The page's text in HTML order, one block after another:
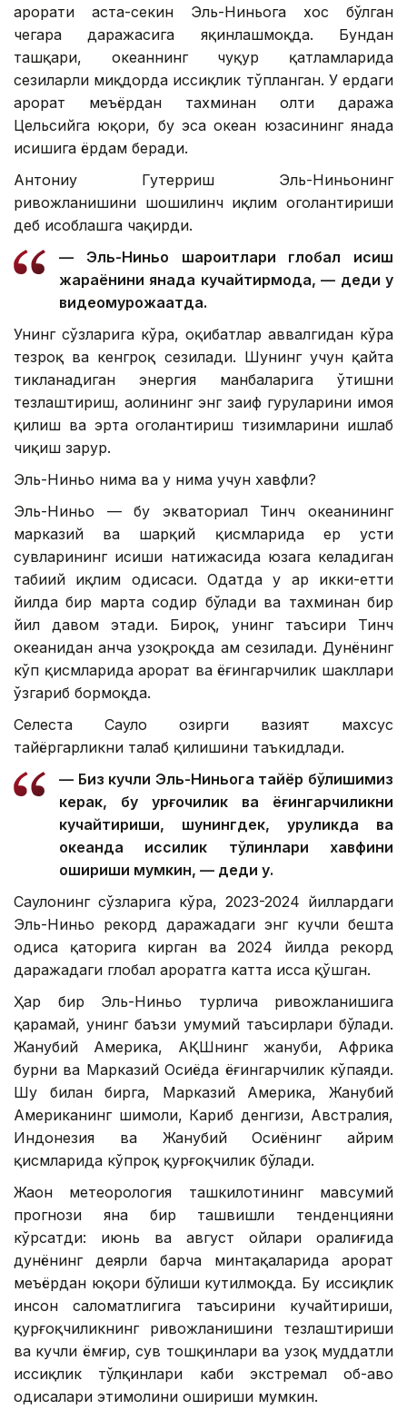
ҳарорати аста-секин Эль-Ниньога хос бўлган
чегара даражасига яқинлашмоқда. Бундан
ташқари, океаннинг чуқур қатламларида
сезиларли миқдорда иссиқлик тўпланган. У ердаги
ҳарорат меъёрдан тахминан олти даража
Цельсийга юқори, бу эса океан юзасининг янада
исишига ёрдам беради.
Антониу Гутерриш Эль-Ниньонинг
ривожланишини шошилинч иқлим огоҳлантириши
деб ҳисоблашга чақирди.
— Эль-Ниньо шароитлари глобал исиш
жараёнини янада кучайтирмоқда, — деди у
видеомурожаатда.
Унинг сўзларига кўра, оқибатлар аввалгидан кўра
тезроқ ва кенгроқ сезилади. Шунинг учун қайта
тикланадиган энергия манбаларига ўтишни
тезлаштириш, аҳолининг энг заиф гуруҳларини ҳимоя
қилиш ва эрта огоҳлантириш тизимларини ишлаб
чиқиш зарур.
Эль-Ниньо нима ва у нима учун хавфли?
Эль-Ниньо — бу экваториал Тинч океанининг
марказий ва шарқий қисмларида ер усти
сувларининг исиши натижасида юзага келадиган
табиий иқлим ҳодисаси. Одатда у ҳар икки-етти
йилда бир марта содир бўлади ва тахминан бир
йил давом этади. Бироқ, унинг таъсири Тинч
океанидан анча узоқроқда ҳам сезилади. Дунёнинг
кўп қисмларида ҳарорат ва ёғингарчилик шакллари
ўзгариб бормоқда.
Селеста Сауло ҳозирги вазият махсус
тайёргарликни талаб қилишини таъкидлади.
— Биз кучли Эль-Ниньога тайёр бўлишимиз
керак, бу қурғоқчилик ва ёғингарчиликни
кучайтириши, шунингдек, қуруқликда ва
океанда иссиқлик тўлқинлари хавфини
ошириши мумкин, — деди у.
Саулонинг сўзларига кўра, 2023-2024 йиллардаги
Эль-Ниньо рекорд даражадаги энг кучли бешта
ҳодиса қаторига кирган ва 2024 йилда рекорд
даражадаги глобал ҳароратга катта ҳисса қўшган.
Ҳар бир Эль-Ниньо турлича ривожланишига
қарамай, унинг баъзи умумий таъсирлари бўлади.
Жанубий Америка, АҚШнинг жануби, Африка
бурни ва Марказий Осиёда ёғингарчилик кўпаяди.
Шу билан бирга, Марказий Америка, Жанубий
Американинг шимоли, Кариб денгизи, Австралия,
Индонезия ва Жанубий Осиёнинг айрим
қисмларида кўпроқ қурғоқчилик бўлади.
Жаҳон метеорология ташкилотининг мавсумий
прогнози яна бир ташвишли тенденцияни
кўрсатди: июнь ва август ойлари оралиғида
дунёнинг деярли барча минтақаларида ҳарорат
меъёрдан юқори бўлиши кутилмоқда. Бу иссиқлик
инсон саломатлигига таъсирини кучайтириши,
қурғоқчиликнинг ривожланишини тезлаштириши
ва кучли ёмғир, сув тошқинлари ва узоқ муддатли
иссиқлик тўлқинлари каби экстремал об-ҳаво
ҳодисалари эҳтимолини ошириши мумкин.